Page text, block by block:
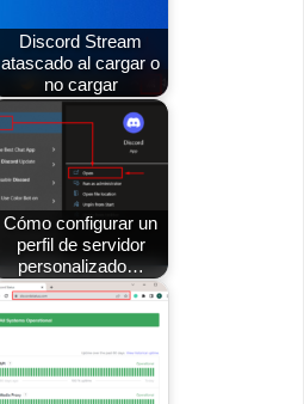
Discord Stream
atascado al cargar o
no cargar
Cómo configurar un
perfil de servidor
personalizado…